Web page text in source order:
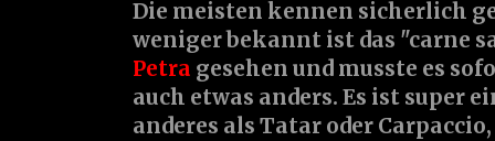
Die meisten kennen sicherlich
weniger bekannt ist das "carne
Petra gesehen und musste es
auch etwas anders. Es ist super
anderes als Tatar oder